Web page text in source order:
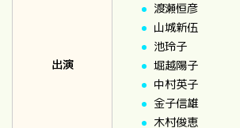
出演
渡瀬恒彦
山城新伍
池玲子
堀越陽子
中村英子
金子信雄
木村俊恵